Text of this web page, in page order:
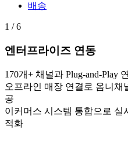
배송
1 / 6
엔터프라이즈 연동
170개+ 채널과 Plug-and-Play
오프라인 매장 연결로 옴니채
공
이커머스 시스템 통합으로 실
적화